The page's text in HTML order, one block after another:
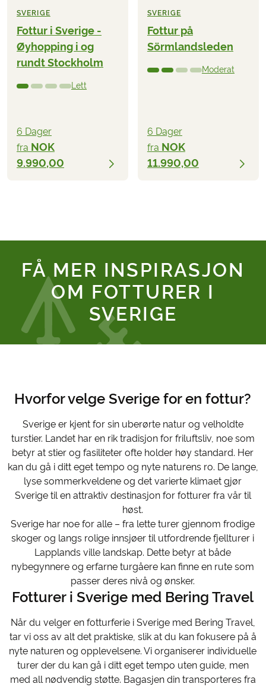
SVERIGE
Fottur i Sverige -
Øyhopping i og
rundt Stockholm
Lett
6 Dager
fra NOK
9.990,00
SVERIGE
Fottur på
Sörmlandsleden
Moderat
6 Dager
fra NOK
11.990,00
FÅ MER INSPIRASJON
OM FOTTURER I
SVERIGE
Hvorfor velge Sverige for en fottur?
Sverige er kjent for sin uberørte natur og velholdte
turstier. Landet har en rik tradisjon for friluftsliv, noe som
betyr at stier og fasiliteter ofte holder høy standard. Her
kan du gå i ditt eget tempo og nyte naturens ro. De lange,
lyse sommerkveldene og det varierte klimaet gjør
Sverige til en attraktiv destinasjon for fotturer fra vår til
høst.
Sverige har noe for alle – fra lette turer gjennom frodige
skoger og langs rolige innsjøer til utfordrende fjellturer i
Lapplands ville landskap. Dette betyr at både
nybegynnere og erfarne turgåere kan finne en rute som
passer deres nivå og ønsker.
Fotturer i Sverige med Bering Travel
Når du velger en fotturferie i Sverige med Bering Travel,
tar vi oss av alt det praktiske, slik at du kan fokusere på å
nyte naturen og opplevelsene. Vi organiserer individuelle
turer der du kan gå i ditt eget tempo uten guide, men
med all nødvendig støtte. Bagasjen din transporteres fra